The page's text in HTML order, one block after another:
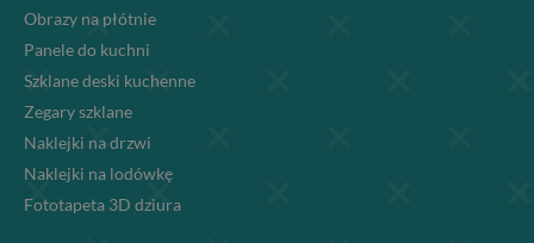
Obrazy na płótnie
Panele do kuchni
Szklane deski kuchenne
Zegary szklane
Naklejki na drzwi
Naklejki na lodówkę
Fototapeta 3D dziura